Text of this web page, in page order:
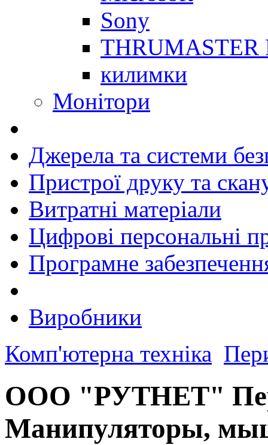
Sony
THRUMASTER
килимки
Монітори
Джерела та системи
Пристрої друку та
Витратні матеріали
Цифрові персональні
Програмне
Виробники
Комп'ютерна техніка
ООО "РУТНЕТ"
Манипуляторы,